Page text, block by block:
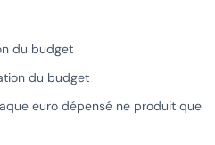
du budget
du budget
euro dépensé ne produit que